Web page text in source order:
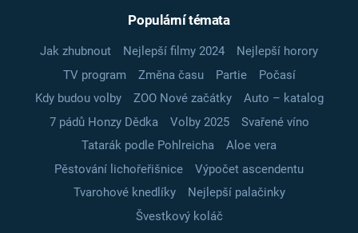
Populární témata
Jak zhubnout Nejlepší filmy 2024
Nejlepší horory
TV program
Změna času Partie
Počasí
Kdy budou volby
ZOO Nové začátky
Auto – katalog
7 pádů Honzy Dědka
Volby 2025
Svařené víno
Tatarák podle Pohlreicha
Aloe vera
Pěstování lichořeřišnice
Výpočet ascendentu
Tvarohové knedlíky
Nejlepší palačinky
Švestkový koláč